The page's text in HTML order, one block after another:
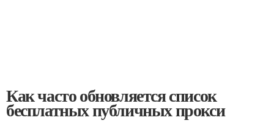
Как часто обновляется список
бесплатных публичных прокси